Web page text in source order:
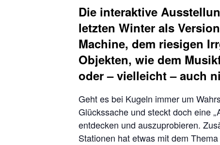
Die interaktive
letzten Winter als
Machine, dem riesigen
Objekten, wie dem
oder – vielleicht – auch
Geht es bei Kugeln immer um
Glückssache und steckt doch eine
entdecken und auszuprobieren.
Stationen hat etwas mit dem